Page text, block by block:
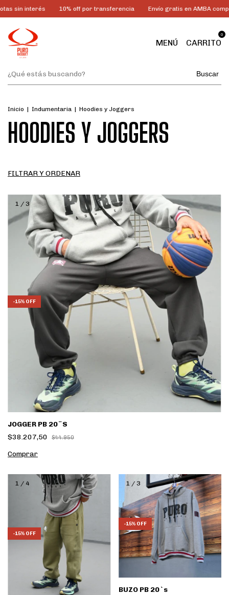
10% off por transferencia Envío gratis en AMBA comprando
MENÚ CARRITO
0
Buscar
Inicio | Indumentaria | Hoodies y Joggers
HOODIES Y JOGGERS
FILTRAR Y ORDENAR
1 / 3
-15% OFF
JOGGER PB 20¨S
$38.207,50
$44.950
Comprar
1 / 4
-15% OFF
1/ 3
-15% OFF
BUZO PB 20`s